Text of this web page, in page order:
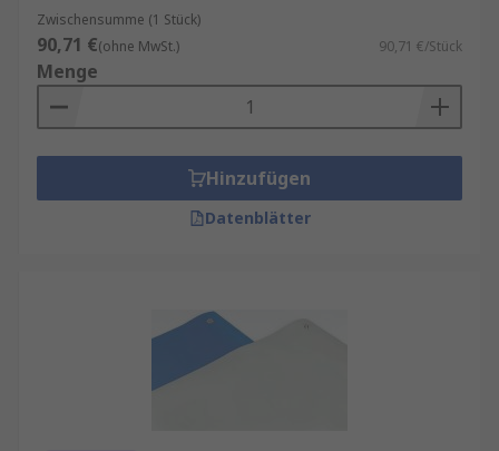
Zwischensumme (1 Stück)
90,71 €(ohne MwSt.) 90,71 €/Stück
Menge
Hinzufügen
Datenblätter